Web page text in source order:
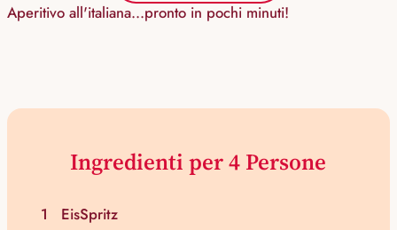
Aperitivo all'italiana...pronto in pochi minuti!
Ingredienti per 4 Persone
1
EisSpritz